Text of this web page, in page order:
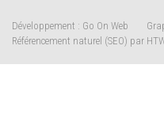
Développement : Go On Web
Référencement naturel (SEO) par